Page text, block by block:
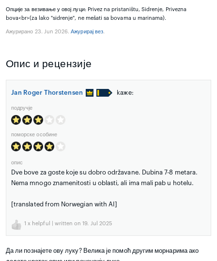
Опције за везивање у овој луци: Privez na pristaništu, Sidrenje, Privezna
bova<br>(za lako "sidrenje", ne mešati sa bovama u marinama).
Ажурирано 23. Jun 2026.Ажурирај вез.
Опис и рецензије
Jan Roger Thorstensen kaже:
подручје
поморске особине
опис
Dve bove za goste koje su dobro održavane. Dubina 7-8 metara.
Nema mnogo znamenitosti u oblasti, ali ima mali pab u hotelu.
[translated from Norwegian with AI]
1 x helpful | written on 19. Jul 2025
Да ли познајете ову луку? Велика је помоћ другим морнарима ако